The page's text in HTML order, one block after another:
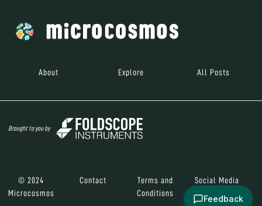
About Explore All Posts
Brought to you by
© 2024
Microcosmos
Contact
Terms and
Conditions
Social Media
Feedback